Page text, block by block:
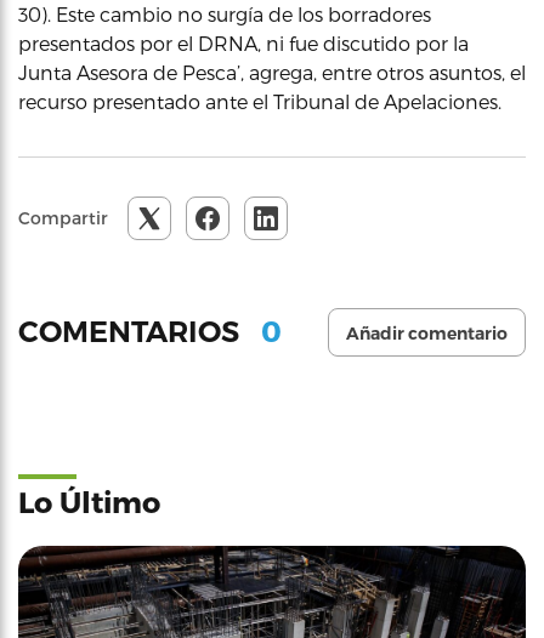
30). Este cambio no surgía de los borradores
presentados por el DRNA, ni fue discutido por la
Junta Asesora de Pesca’, agrega, entre otros asuntos, el
recurso presentado ante el Tribunal de Apelaciones.
Compartir
COMENTARIOS 0 Añadir comentario
Lo Último